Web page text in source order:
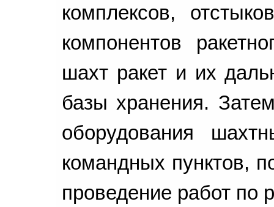
комплексов,
компонентов
шахт ракет и их
базы хранения.
оборудования
командных пунктов,
проведение работ по